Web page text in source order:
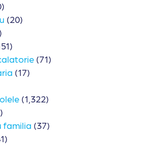
(20)
(71)
(17)
(1,322)
familia (37)